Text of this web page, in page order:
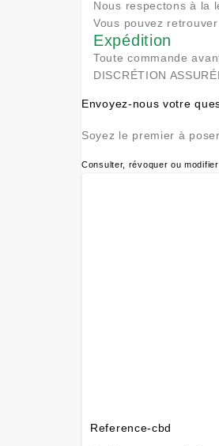
Nous respectons à la
Vous pouvez
Expédition
Toute commande
DISCRÉTION
Envoyez-nous votre
Soyez le premier à
Consulter, révoquer ou
Reference-cbd